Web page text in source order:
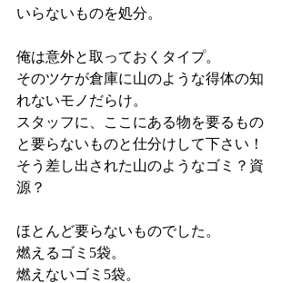
いらないものを処分。
俺は意外と取っておくタイプ。
そのツケが倉庫に山のような得体の知
れないモノだらけ。
スタッフに、ここにある物を要るもの
と要らないものと仕分けして下さい！
そう差し出された山のようなゴミ？資
源？
ほとんど要らないものでした。
燃えるゴミ5袋。
燃えないゴミ5袋。